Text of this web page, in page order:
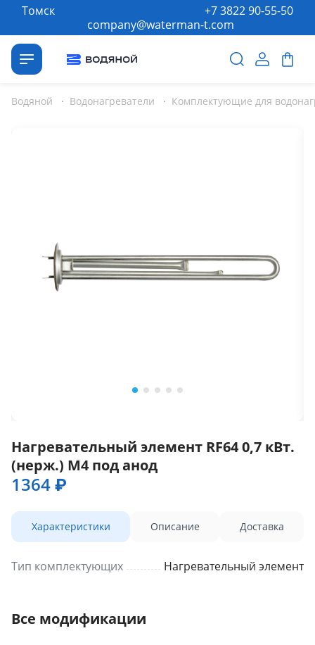
Томск
company@waterman-t.com
+7 3822 90-55-50
Водяной · Водонагреватели · Комплектующие для
Нагревательный элемент RF64 0,7 кВт.
(нерж.) M4 под анод
1364 ₽
Характеристики Описание Доставка
Тип комплектующих Нагревательный элемент
Все модификации